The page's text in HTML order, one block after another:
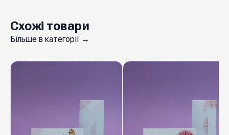
передати теплі слова разом із квітами. Якісний
щільний картон, охайний друк, приємний на
дотик матеріал та сучасний дизайн роблять
листівку повноцінною частиною подарунка.
флористичних замовлень. Замовляйте оптом у
будь-яку подію.
Схожі товари
Більше в категорії →